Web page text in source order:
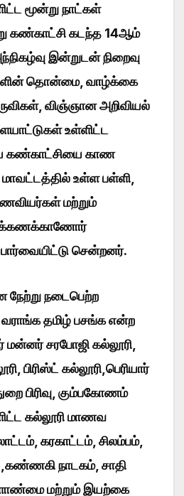
மூன்று நாட்கள்
கண்காட்சி கடந்த 14ஆம்
இன்றுடன் நிறைவு
தொன்மை, வாழ்க்கை
விஞ்ஞான அறிவியல்
உள்ளிட்ட
கண்காட்சியை காண
உள்ள பள்ளி,
மற்றும்
சென்றனர்.
நடைபெற்ற
வராங்க தமிழ் பசங்க என்ற
மன்னர் சரபோஜி கல்லூரி,
பிரிஸ்ட் கல்லூரி,பெரியார்
பிரிவு, கும்பகோணம்
கல்லூரி மாணவ
கரகாட்டம், சிலம்பம்,
,கண்ணகி நாடகம், சாதி
மற்றும் இயற்கை